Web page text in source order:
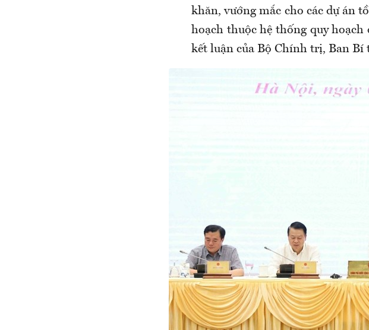
khăn, vướng mắc cho các dự án
hoạch thuộc hệ thống quy hoạch
kết luận của Bộ Chính trị, Ban Bí